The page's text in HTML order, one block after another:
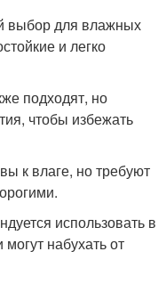
выбор для влажных
и легко
подходят, но
чтобы избежать
к влаге, но требуют
использовать в
набухать от